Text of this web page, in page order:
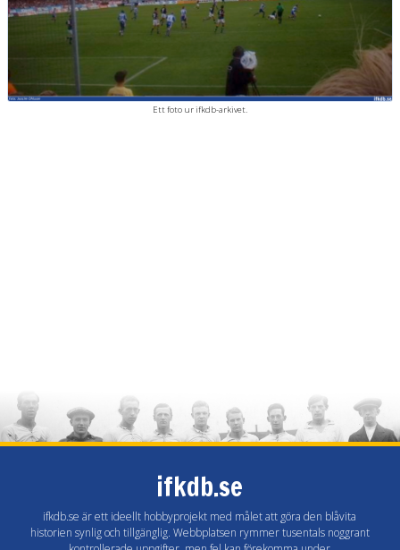
Ett foto ur ifkdb-arkivet.
ifkdb.se
ifkdb.se är ett ideellt hobbyprojekt med målet att göra den blåvita
historien synlig och tillgänglig. Webbplatsen rymmer tusentals noggrant